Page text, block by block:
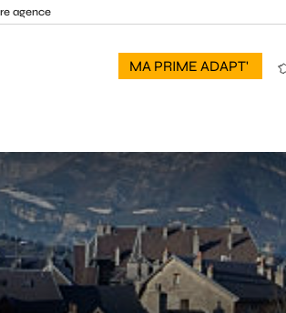
agence
MA PRIME ADAPT'